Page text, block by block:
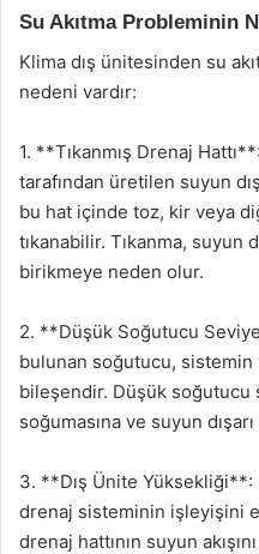
Su Akıtma Probleminin
Klima dış ünitesinden su
nedeni vardır:
1. **Tıkanmış Drenaj
tarafından üretilen suyun
bu hat içinde toz, kir veya
tıkanabilir. Tıkanma, suyun
birikmeye neden olur.
2. **Düşük Soğutucu
bulunan soğutucu, sistemin
bileşendir. Düşük soğutucu
soğumasına ve suyun
3. **Dış Ünite
drenaj sisteminin işleyişini
drenaj hattının suyun